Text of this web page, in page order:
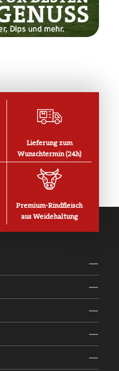
Lieferung zum
Wunschtermin (24h)
Premium-Rindfleisch
aus Weidehaltung